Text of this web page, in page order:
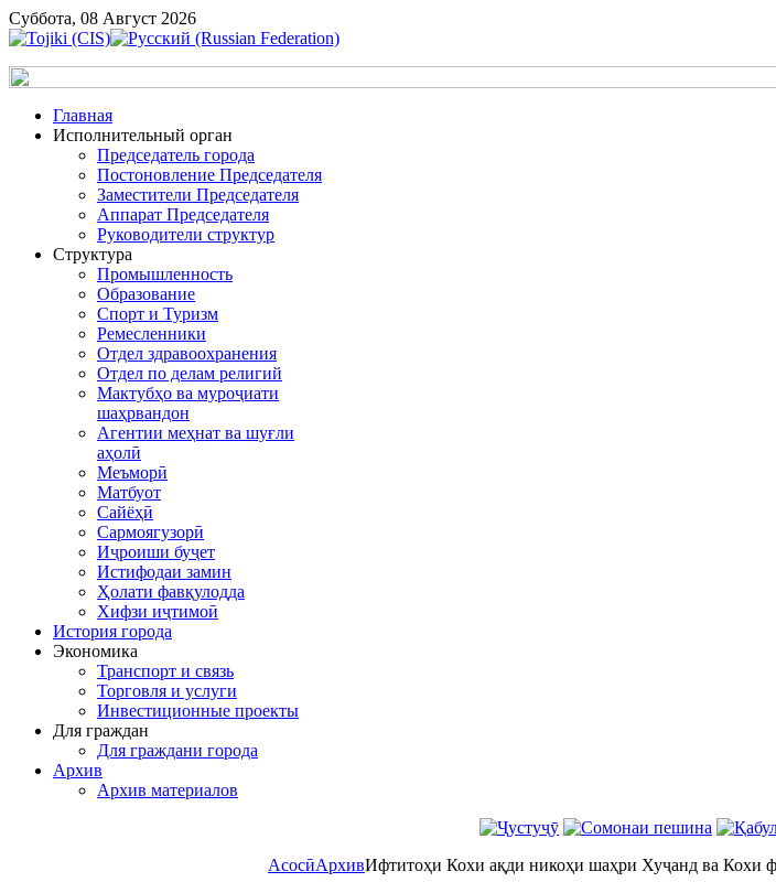
Суббота, 08 Август 2026
Главная
Исполнительный орган
Председатель города
Постоновление Председателя
Заместители Председателя
Аппарат Председателя
Руководители структур
Структура
Промышленность
Образование
Спорт и Туризм
Ремесленники
Отдел здравоохранения
Отдел по делам религий
Мактубҳо ва муроҷиати
шаҳрвандон
Агентии меҳнат ва шуғли
аҳолӣ
Меъморӣ
Матбуот
Сайёҳӣ
Сармоягузорӣ
Иҷроиши буҷет
Истифодаи замин
Ҳолати фавқулодда
Хифзи иҷтимоӣ
История города
Экономика
Транспорт и связь
Торговля и услуги
Инвестиционные проекты
Для граждан
Для граждани города
Архив
Архив материалов
АсосӣАрхивИфтитоҳи Кохи ақди никоҳи шаҳри Хуҷанд ва Кохи